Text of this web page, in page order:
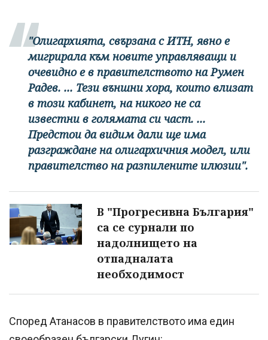
"Олигархията, свързана с ИТН, явно е
мигрирала към новите управляващи и
очевидно е в правителството на Румен
Радев. ... Тези външни хора, които влизат
в този кабинет, на никого не са
известни в голямата си част. ...
Предстои да видим дали ще има
разграждане на олигархичния модел, или
правителство на разпилените илюзии".
В "Прогресивна България"
са се сурнали по
надолнището на
отпадналата
необходимост
Според Атанасов в правителството има един